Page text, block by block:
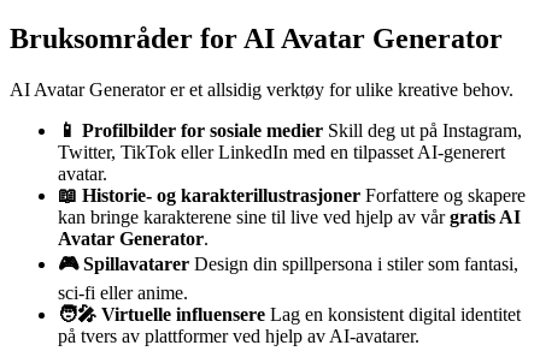
Bruksområder for AI Avatar Generator
AI Avatar Generator er et allsidig verktøy for ulike kreative behov.
📱 Profilbilder for sosiale medier Skill deg ut på Instagram,
Twitter, TikTok eller LinkedIn med en tilpasset AI-generert
avatar.
📖 Historie- og karakterillustrasjoner Forfattere og skapere
kan bringe karakterene sine til live ved hjelp av vårgratis AI
Avatar Generator.
🎮 Spillavatarer Design din spillpersona i stiler som fantasi,
sci-fi eller anime.
🧑‍🎤 Virtuelle influensere Lag en konsistent digital identitet
på tvers av plattformer ved hjelp av AI-avatarer.